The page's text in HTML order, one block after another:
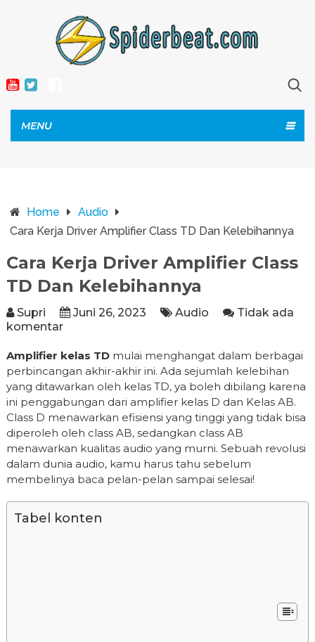
MENU
Home
Audio
Cara Kerja Driver Amplifier Class TD Dan Kelebihannya
Cara Kerja Driver Amplifier Class
TD Dan Kelebihannya
Supri Juni 26, 2023 Audio
Tidak ada
komentar
Amplifier kelas TDmulai menghangat dalam berbagai
perbincangan akhir-akhir ini. Ada sejumlah kelebihan
yang ditawarkan oleh kelas TD, ya boleh dibilang karena
ini penggabungan dari amplifier kelas D dan Kelas AB.
Class D menawarkan efisiensi yang tinggi yang tidak bisa
diperoleh oleh class AB, sedangkan class AB
menawarkan kualitas audio yang murni. Sebuah revolusi
dalam dunia audio, kamu harus tahu sebelum
membelinya baca pelan-pelan sampai selesai!
Tabel konten